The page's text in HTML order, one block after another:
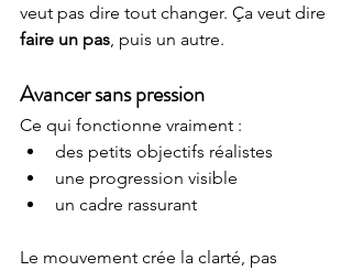
veut pas dire tout changer. Ça veut dire
faire un pas , puis un autre.
Avancer sans pression
Ce qui fonctionne vraiment :
des petits objectifs réalistes
une progression visible
un cadre rassurant
Le mouvement crée la clarté, pas